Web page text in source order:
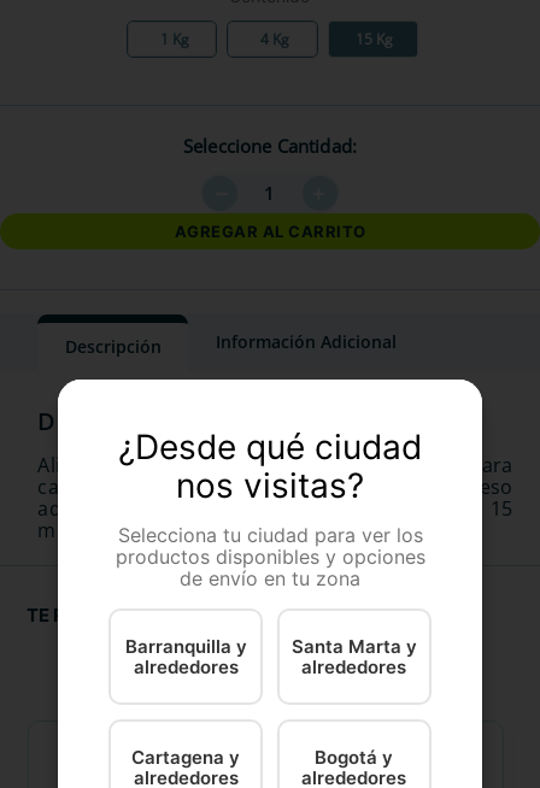
1 Kg 4 Kg 15 Kg
Seleccione Cantidad
AGREGAR AL CARRITO
Descripción Información Adicional
Alimento completo para perros - Especial para
cachorros de razas grandes (de 26 a 44 kg de peso
adulto) - A partir de los 2 meses hasta los 15
meses de edad.
TE RECOMENDAMOS
¿Desde qué ciudad
nos visitas?
Selecciona tu ciudad para ver los
productos disponibles y opciones
de envío en tu zona
Barranquilla y
alrededores
Santa Marta y
alrededores
Cartagena y
alrededores
Bogotá y
alrededores